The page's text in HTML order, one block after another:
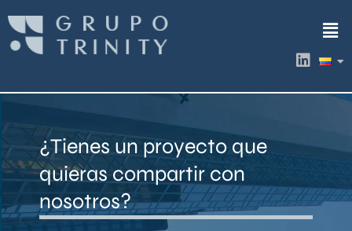
contenido
L
i
k
i
¿Tienes un proyecto que
quieras compartir con
nosotros?